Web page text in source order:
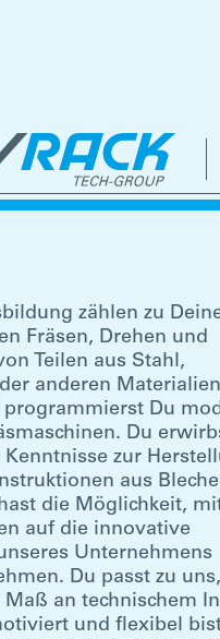
ZUM
zählen zu
Fräsen, Drehen und
Teilen aus Stahl,
anderen
Du
Du
zur
aus
die Möglichkeit,
auf die innovative
Unternehmens
Du passt zu
an technischem
und flexibel